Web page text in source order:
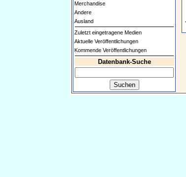
Merchandise
Andere
Ausland
Zuletzt eingetragene Medien
Aktuelle Veröffentlichungen
Kommende Veröffentlichungen
Datenbank-Suche